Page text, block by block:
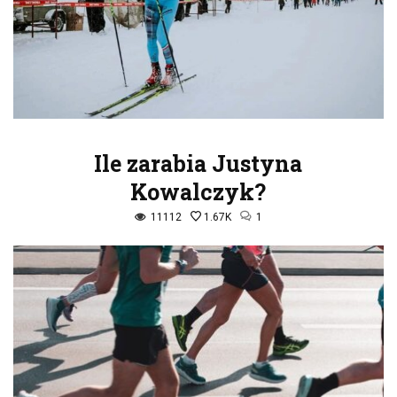
Ile zarabia Justyna
Kowalczyk?
11112 1.67K 1